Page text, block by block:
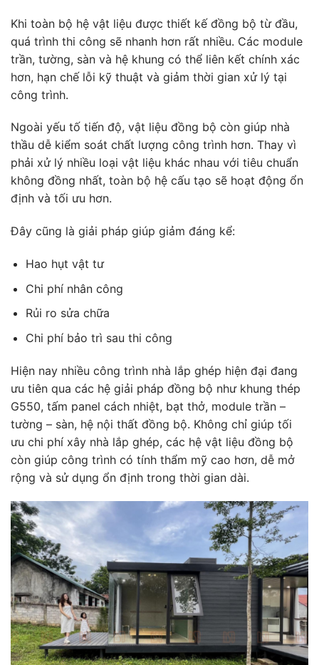
Khi toàn bộ hệ vật liệu được thiết kế đồng bộ từ đầu,
quá trình thi công sẽ nhanh hơn rất nhiều. Các module
trần, tường, sàn và hệ khung có thể liên kết chính xác
hơn, hạn chế lỗi kỹ thuật và giảm thời gian xử lý tại
công trình.
Ngoài yếu tố tiến độ, vật liệu đồng bộ còn giúp nhà
thầu dễ kiểm soát chất lượng công trình hơn. Thay vì
phải xử lý nhiều loại vật liệu khác nhau với tiêu chuẩn
không đồng nhất, toàn bộ hệ cấu tạo sẽ hoạt động ổn
định và tối ưu hơn.
Đây cũng là giải pháp giúp giảm đáng kể:
Hao hụt vật tư
Chi phí nhân công
Rủi ro sửa chữa
Chi phí bảo trì sau thi công
Hiện nay nhiều công trình nhà lắp ghép hiện đại đang
ưu tiên qua các hệ giải pháp đồng bộ như khung thép
G550, tấm panel cách nhiệt, bạt thở, module trần –
tường – sàn, hệ nội thất đồng bộ. Không chỉ giúp tối
ưu chi phí xây nhà lắp ghép, các hệ vật liệu đồng bộ
còn giúp công trình có tính thẩm mỹ cao hơn, dễ mở
rộng và sử dụng ổn định trong thời gian dài.